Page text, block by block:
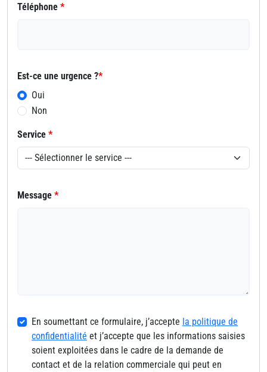
Téléphone *
Est-ce une urgence ?*
Oui
Non
Service *
Message *
En soumettant ce formulaire, j’accepte la politique de
confidentialité et j’accepte que les informations saisies
soient exploitées dans le cadre de la demande de
contact et de la relation commerciale qui peut en